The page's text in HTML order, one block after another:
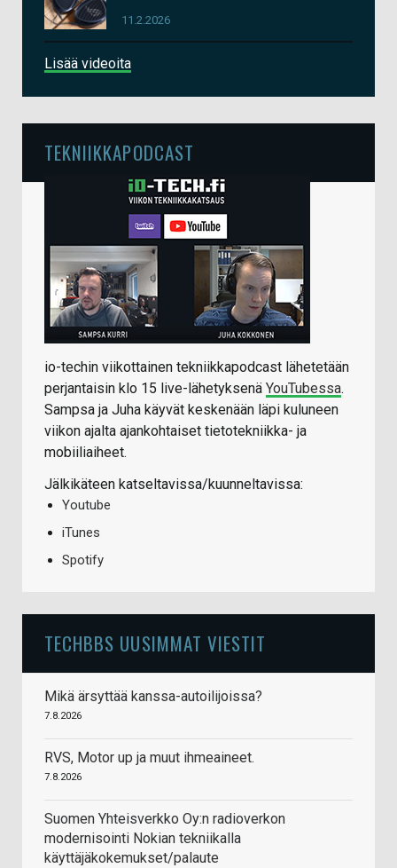
11.2.2026
Lisää videoita
TEKNIIKKAPODCAST
io-techin viikottainen tekniikkapodcast lähetetään
perjantaisin klo 15 live-lähetyksenä YouTubessa.
Sampsa ja Juha käyvät keskenään läpi kuluneen
viikon ajalta ajankohtaiset tietotekniikka- ja
mobiiliaiheet.
Jälkikäteen katseltavissa/kuunneltavissa:
Youtube
iTunes
Spotify
TECHBBS UUSIMMAT VIESTIT
Mikä ärsyttää kanssa-autoilijoissa?
7.8.2026
RVS, Motor up ja muut ihmeaineet.
7.8.2026
Suomen Yhteisverkko Oy:n radioverkon
modernisointi Nokian tekniikalla
käyttäjäkokemukset/palaute